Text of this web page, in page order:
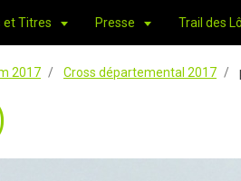
et Titres Presse Trail des
2017 Cross départemental 2017